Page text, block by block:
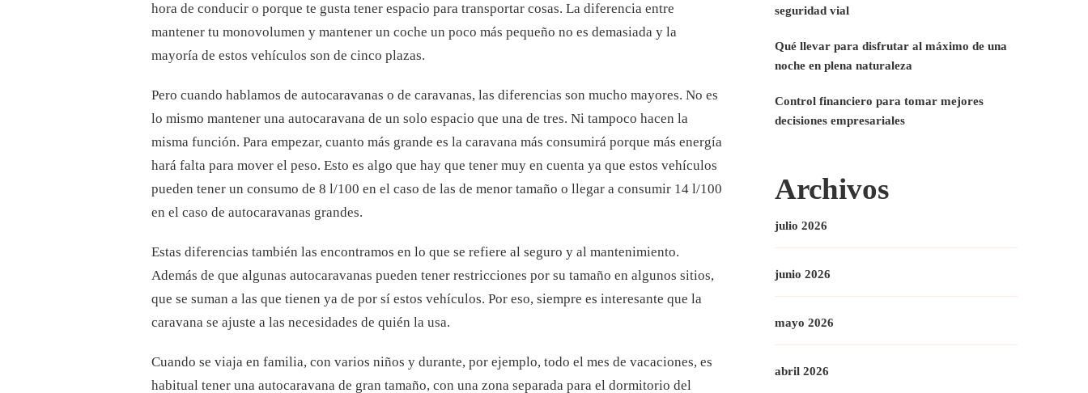
hora de conducir o porque te gusta tener espacio para transportar cosas. La diferencia entre
mantener tu monovolumen y mantener un coche un poco más pequeño no es demasiada y la
mayoría de estos vehículos son de cinco plazas.
Pero cuando hablamos de autocaravanas o de caravanas, las diferencias son mucho mayores. No es
lo mismo mantener una autocaravana de un solo espacio que una de tres. Ni tampoco hacen la
misma función. Para empezar, cuanto más grande es la caravana más consumirá porque más energía
hará falta para mover el peso. Esto es algo que hay que tener muy en cuenta ya que estos vehículos
pueden tener un consumo de 8 l/100 en el caso de las de menor tamaño o llegar a consumir 14 l/100
en el caso de autocaravanas grandes.
Estas diferencias también las encontramos en lo que se refiere al seguro y al mantenimiento.
Además de que algunas autocaravanas pueden tener restricciones por su tamaño en algunos sitios,
que se suman a las que tienen ya de por sí estos vehículos. Por eso, siempre es interesante que la
caravana se ajuste a las necesidades de quién la usa.
Cuando se viaja en familia, con varios niños y durante, por ejemplo, todo el mes de vacaciones, es
habitual tener una autocaravana de gran tamaño, con una zona separada para el dormitorio del
seguridad vial
Qué llevar para disfrutar al máximo de una
noche en plena naturaleza
Control financiero para tomar mejores
decisiones empresariales
Archivos
julio 2026
junio 2026
mayo 2026
abril 2026